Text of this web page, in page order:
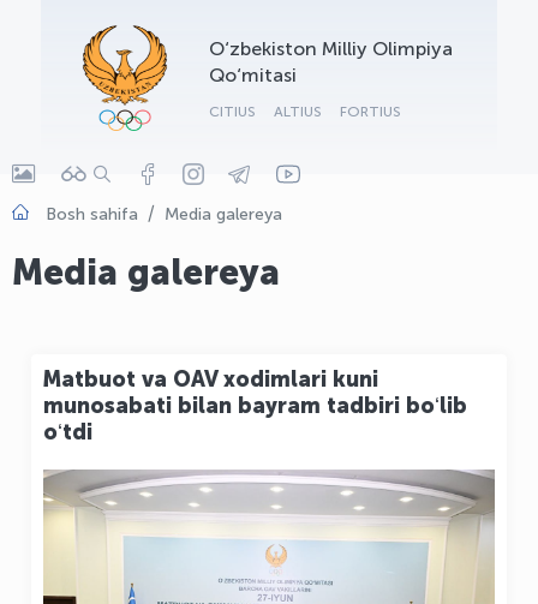
O‘zbekiston Milliy Olimpiya
Qo‘mitasi
CITIUS ALTIUS FORTIUS
Bosh sahifa Media galereya
Media galereya
Matbuot va OAV xodimlari kuni
munosabati bilan bayram tadbiri boʻlib
oʻtdi
OLYMPCHIK AI - yordamchi
Onlayn · olympic.uz